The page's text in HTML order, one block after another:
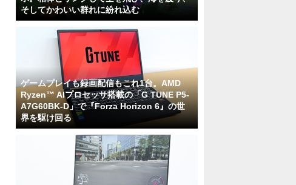
そしてかわいい群れに紛れ込む
ゲームプレイも録画配信もこれ1台。AMD
Ryzen™ AIプロセッサ搭載の「G TUNE P5-
A7G60BK-D」で『Forza Horizon 6』の世
界を駆け回る